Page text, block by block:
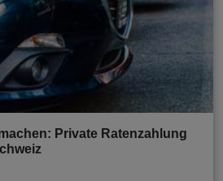
Private Ratenzahlung